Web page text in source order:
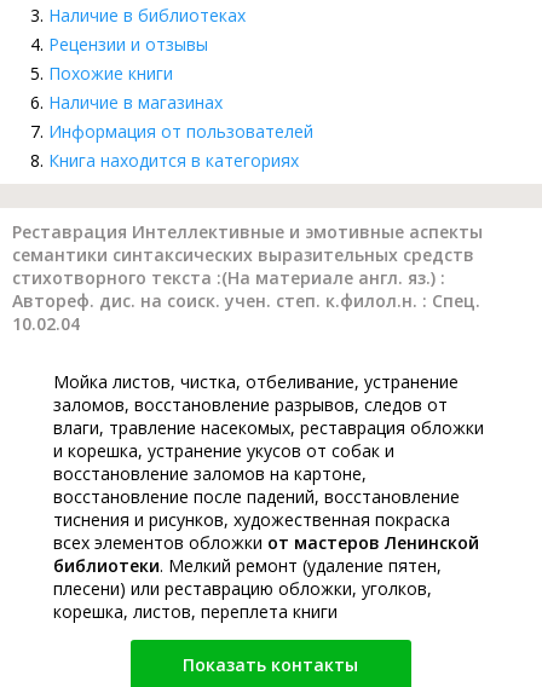
Наличие в библиотеках
Рецензии и отзывы
Похожие книги
Наличие в магазинах
Информация от пользователей
Книга находится в категориях
Реставрация Интеллективные и эмотивные аспекты
семантики синтаксических выразительных средств
стихотворного текста :(На материале англ. яз.) :
Автореф. дис. на соиск. учен. степ. к.филол.н. : Спец.
10.02.04
Мойка листов, чистка, отбеливание, устранение
заломов, восстановление разрывов, следов от
влаги, травление насекомых, реставрация обложки
и корешка, устранение укусов от собак и
восстановление заломов на картоне,
восстановление после падений, восстановление
тиснения и рисунков, художественная покраска
всех элементов обложки от мастеров Ленинской
библиотеки. Мелкий ремонт (удаление пятен,
плесени) или реставрацию обложки, уголков,
корешка, листов, переплета книги
Показать контакты